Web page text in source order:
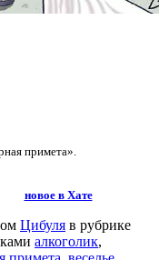
примета».
новое в Хате
Цибуля в рубрике
алкоголик,